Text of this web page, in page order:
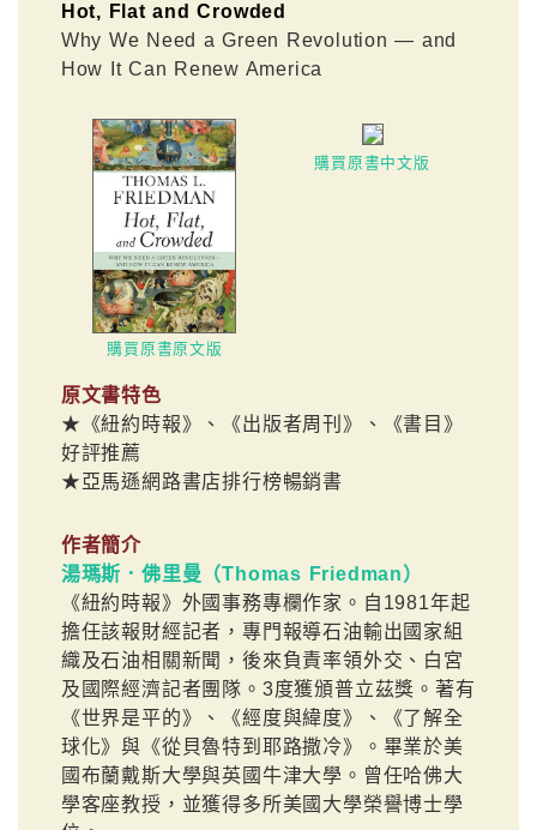
Hot, Flat and Crowded
Why We Need a Green Revolution — and
How It Can Renew America
購買原書原文版
購買原書中文版
原文書特色
★《紐約時報》、《出版者周刊》、《書目》
好評推薦
★亞馬遜網路書店排行榜暢銷書
作者簡介
湯瑪斯．佛里曼（Thomas Friedman）
《紐約時報》外國事務專欄作家。自1981年起
擔任該報財經記者，專門報導石油輸出國家組
織及石油相關新聞，後來負責率領外交、白宮
及國際經濟記者團隊。3度獲頒普立茲獎。著有
《世界是平的》、《經度與緯度》、《了解全
球化》與《從貝魯特到耶路撒冷》。畢業於美
國布蘭戴斯大學與英國牛津大學。曾任哈佛大
學客座教授，並獲得多所美國大學榮譽博士學